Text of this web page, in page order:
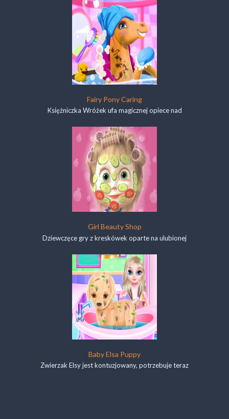
Fairy Pony Caring
Księżniczka Wróżek ufa magicznej opiece nad
Girl Beauty Shop
Dziewczęce gry z kreskówek oparte na ulubionej
Baby Elsa Puppy
Zwierzak Elsy jest kontuzjowany, potrzebuje teraz